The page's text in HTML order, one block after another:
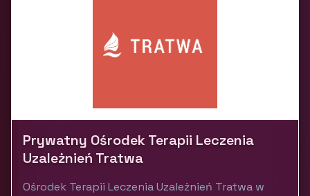
Prywatny Ośrodek Terapii Leczenia
Uzależnień Tratwa
Ośrodek Terapii Leczenia Uzależnień Tratwa w